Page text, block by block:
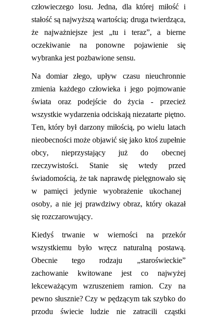
człowieczego losu. Jedna, dla której miłość i
stałość są najwyższą wartością; druga twierdząca,
że najważniejsze jest „tu i teraz”, a bierne
oczekiwanie na ponowne pojawienie się
wybranka jest pozbawione sensu.
Na domiar złego, upływ czasu nieuchronnie
zmienia każdego człowieka i jego pojmowanie
świata oraz podejście do życia - przecież
wszystkie wydarzenia odciskają niezatarte piętno.
Ten, który był darzony miłością, po wielu latach
nieobecności może objawić się jako ktoś zupełnie
obcy, nieprzystający już do obecnej
rzeczywistości. Staniesięwtedy przed
świadomością, że tak naprawdę pielęgnowało się
w pamięci jedynie wyobrażenie ukochanej
osoby, a nie jej prawdziwy obraz, który okazał
się rozczarowujący.
Kiedyś trwanie w wierności na przekór
wszystkiemu było wręcz naturalną postawą.
Obecnie tego rodzaju „staroświeckie”
zachowanie kwitowane jest co najwyżej
lekceważącym wzruszeniem ramion. Czy na
pewno słusznie? Czy w pędzącym tak szybko do
przodu świecieludzienie zatracili cząstki